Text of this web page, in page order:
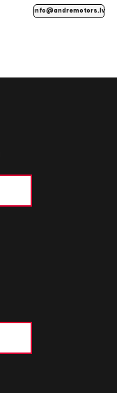
info@andremotors.lv